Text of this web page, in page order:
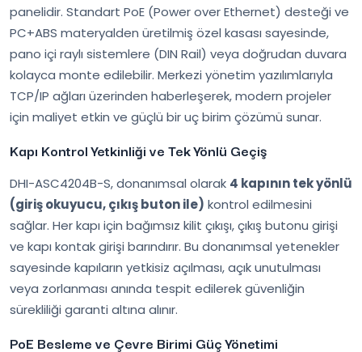
panelidir. Standart PoE (Power over Ethernet) desteği ve
PC+ABS materyalden üretilmiş özel kasası sayesinde,
pano içi raylı sistemlere (DIN Rail) veya doğrudan duvara
kolayca monte edilebilir. Merkezi yönetim yazılımlarıyla
TCP/IP ağları üzerinden haberleşerek, modern projeler
için maliyet etkin ve güçlü bir uç birim çözümü sunar.
Kapı Kontrol Yetkinliği ve Tek Yönlü Geçiş
DHI-ASC4204B-S, donanımsal olarak 4 kapının tek yönlü
(giriş okuyucu, çıkış buton ile) kontrol edilmesini
sağlar. Her kapı için bağımsız kilit çıkışı, çıkış butonu girişi
ve kapı kontak girişi barındırır. Bu donanımsal yetenekler
sayesinde kapıların yetkisiz açılması, açık unutulması
veya zorlanması anında tespit edilerek güvenliğin
sürekliliği garanti altına alınır.
PoE Besleme ve Çevre Birimi Güç Yönetimi